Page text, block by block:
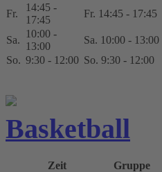
Fr.
14:45 -
17:45
Fr. 14:45 - 17:45
Sa.
10:00 -
13:00
Sa. 10:00 - 13:00
So. 9:30 - 12:00 So. 9:30 - 12:00
Basketball
Zeit Gruppe